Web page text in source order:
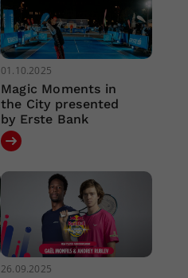
01.10.2025
Magic Moments in
the City presented
by Erste Bank
26.09.2025